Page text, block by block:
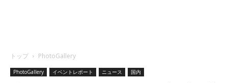
トップ PhotoGallery
PhotoGallery イベントレポート ニュース 国内